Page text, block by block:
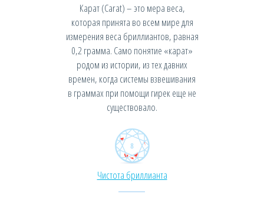
Карат (Carat) – это мера веса,
которая принята во всем мире для
измерения веса бриллиантов, равная
0,2 грамма. Само понятие «карат»
родом из истории, из тех давних
времен, когда системы взвешивания
в граммах при помощи гирек еще не
существовало.
Чистота бриллианта